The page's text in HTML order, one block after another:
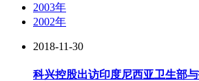
2003年
2002年
2018-11-30
科兴控股出访印度尼西亚卫生部